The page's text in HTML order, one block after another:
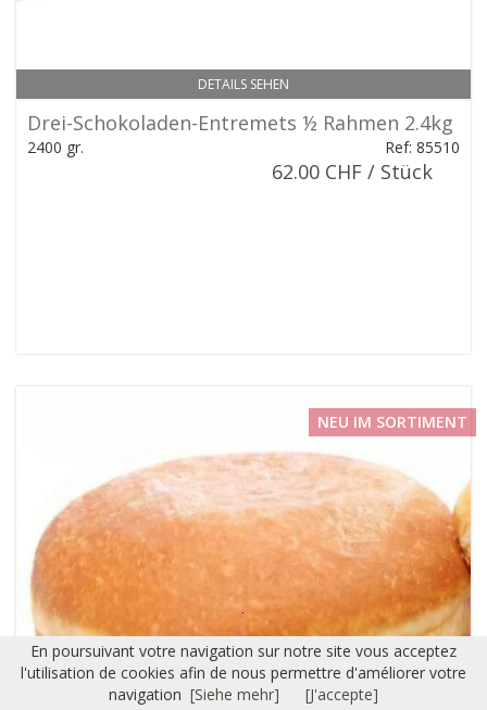
DETAILS SEHEN
Drei-Schokoladen-Entremets ½ Rahmen 2.4kg
2400 gr. Ref: 85510
62.00 CHF / Stück
NEU IM SORTIMENT
En poursuivant votre navigation sur notre site vous acceptez
l'utilisation de cookies afin de nous permettre d'améliorer votre
navigation [Siehe mehr] [J'accepte]